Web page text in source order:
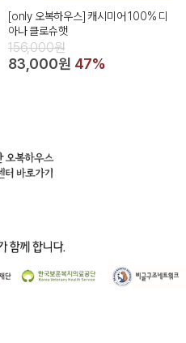
[only 오복하우스] 캐시미어 100% 디
아나 클로슈햇
156,000원
83,000원 47%